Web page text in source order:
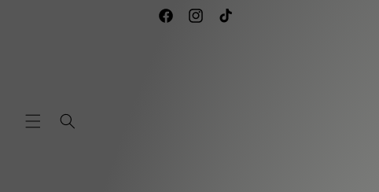
FacebookInstagram
TikTok